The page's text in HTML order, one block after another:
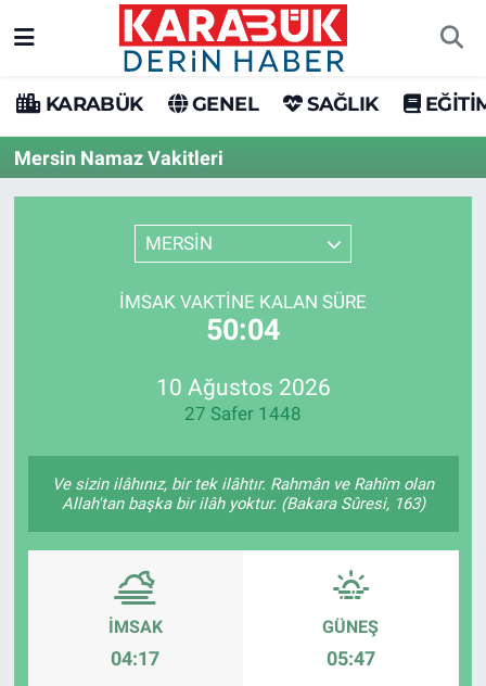
KARABÜK GENEL SAĞLIK
Mersin Namaz Vakitleri
MERSİN
İMSAK VAKTINE KALAN SÜRE
50:04
10 Ağustos 2026
27 Safer 1448
Ve sizin ilâhınız, bir tek ilâhtır. Rahmân ve Rahîm olan
Allah'tan başka bir ilâh yoktur. (Bakara Sûresi, 163)
İMSAK
04:17
GÜNEŞ
05:47
Karabük Hava Durumu
Karabük Trafik Yoğunluk Haritası
Süper Lig Puan Durumu ve Fikstür
Tüm Manşetler